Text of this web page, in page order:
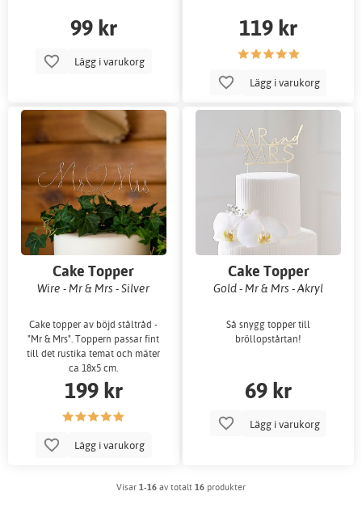
99 kr
Lägg i varukorg
119 kr
Lägg i varukorg
Cake Topper
Wire - Mr & Mrs - Silver
Cake topper av böjd ståltråd -
"Mr & Mrs". Toppern passar fint
till det rustika temat och mäter
ca 18x5 cm.
199 kr
Lägg i varukorg
Cake Topper
Gold - Mr & Mrs - Akryl
Så snygg topper till
bröllopstårtan!
69 kr
Lägg i varukorg
Visar 1-16 av totalt 16 produkter